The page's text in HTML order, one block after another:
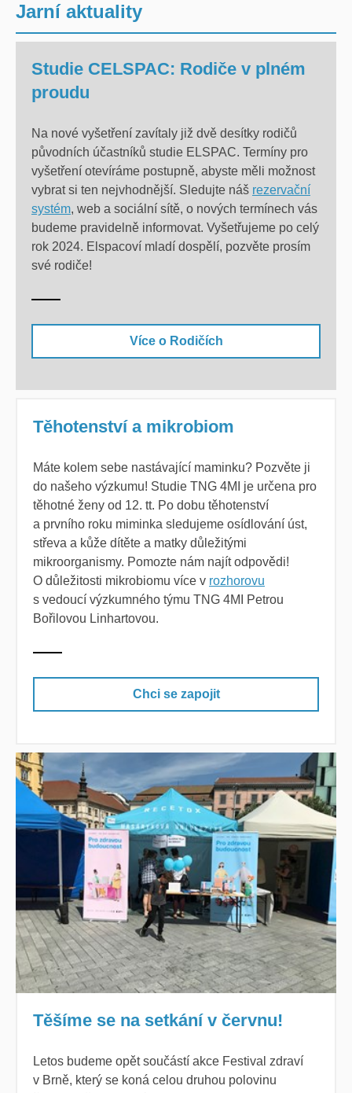
Jarní aktuality
Studie CELSPAC: Rodiče v plném
proudu
Na nové vyšetření zavítaly již dvě desítky rodičů
původních účastníků studie ELSPAC. Termíny pro
vyšetření otevíráme postupně, abyste měli možnost
vybrat si ten nejvhodnější. Sledujte náš rezervační
systém, web a sociální sítě, o nových termínech vás
budeme pravidelně informovat. Vyšetřujeme po celý
rok 2024. Elspacoví mladí dospělí, pozvěte prosím
své rodiče!
Více o Rodičích
Těhotenství a mikrobiom
Máte kolem sebe nastávající maminku? Pozvěte ji
do našeho výzkumu! Studie TNG 4MI je určena pro
těhotné ženy od 12. tt. Po dobu těhotenství
a prvního roku miminka sledujeme osídlování úst,
střeva a kůže dítěte a matky důležitými
mikroorganismy. Pomozte nám najít odpovědi!
O důležitosti mikrobiomu více v rozhorovu
s vedoucí výzkumného týmu TNG 4MI Petrou
Bořilovou Linhartovou.
Chci se zapojit
Těšíme se na setkání v červnu!
Letos budeme opět součástí akce Festival zdraví
v Brně, který se koná celou druhou polovinu